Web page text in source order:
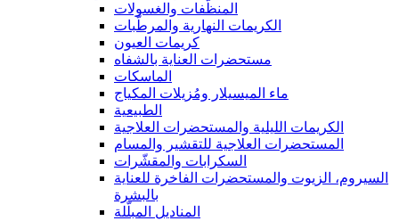
المنظّفات والغسولات
الكريمات النهارية والمرطّبات
كريمات العيون
مستحضرات العناية بالشفاه
الماسكات
ماء الميسيلار ومُزيلات المكياج
الطبيعية
الكريمات الليلية والمستحضرات العلاجية
المستحضرات العلاجية للتقشير والمسام
السكرابات والمقشّرات
السيروم، الزيوت والمستحضرات الفاخرة للعناية
بالبشرة
المناديل المبلّلة